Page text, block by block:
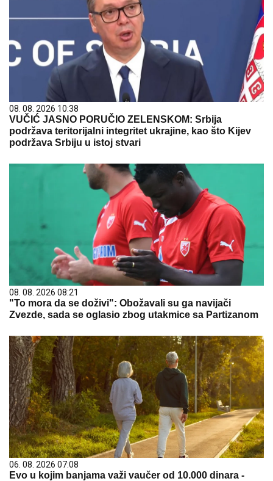
08. 08. 2026 10:38
VUČIĆ JASNO PORUČIO ZELENSKOM: Srbija
podržava teritorijalni integritet ukrajine, kao što Kijev
podržava Srbiju u istoj stvari
08. 08. 2026 08:21
"To mora da se doživi": Obožavali su ga navijači
Zvezde, sada se oglasio zbog utakmice sa Partizanom
06. 08. 2026 07:08
Evo u kojim banjama važi vaučer od 10.000 dinara -